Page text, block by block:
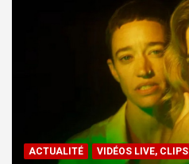
ACTUALITÉ VIDÉOS LIVE, CLIPS